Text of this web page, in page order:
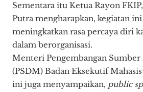
Sementara itu Ketua Rayon
Putra mengharapkan, kegiatan
meningkatkan rasa percaya diri
dalam berorganisasi.
Menteri Pengembangan Sumber
(PSDM) Badan Eksekutif
ini juga menyampaikan, public